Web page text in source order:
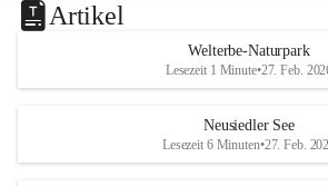
u
s
d
S
Weinbaugesetz sind nicht gepflegte oder
unzulässige Weingärten zu roden! Bitte
helfen wir zusammen um unsere Winzer
vor den prognostizierten Ernteausfällen
und den daraus folgenden wirtschaftlichen
r
Artikel
Welterbe-Naturpark
Lesezeit 1 Minute•27. Feb.
Neusiedler See
Lesezeit 6 Minuten•27. Feb.